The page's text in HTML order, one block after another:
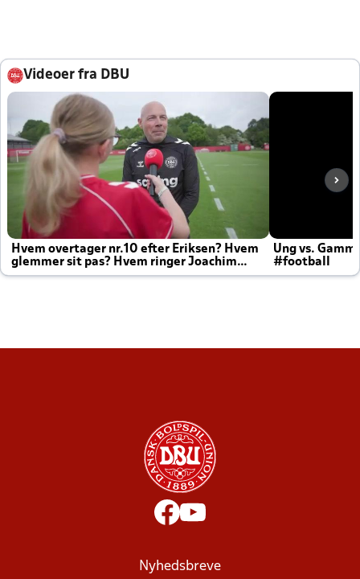
Videoer fra DBU
Hvem overtager nr.10 efter Eriksen? Hvem
glemmer sit pas? Hvem ringer Joachim
altid til efter kampe?
Ung vs.
#football
Nyhedsbreve